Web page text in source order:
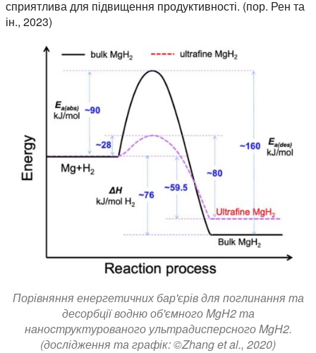
сприятлива для підвищення продуктивності. (пор. Рен та
ін., 2023)
Порівняння енергетичних бар'єрів для поглинання та
десорбції водню об'ємного MgH2 та
наноструктурованого ультрадисперсного MgH2.
(дослідження та графік: ©Zhang et al., 2020)